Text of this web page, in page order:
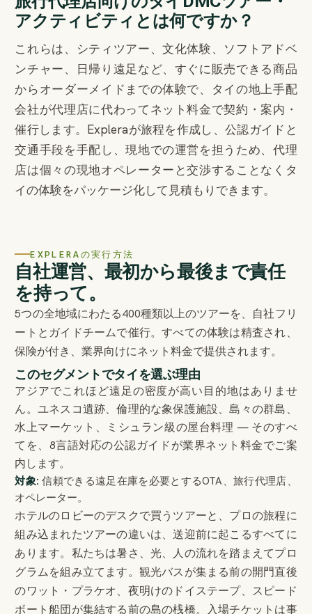
アクティビティとは何ですか？
これらは、シティツアー、文化体験、ソフトアドベ
ンチャー、日帰り遠足など、すぐに販売できる商品
からオーダーメイドまでの体験で、タイの地上手配
会社が代理店に代わってネット料金で契約・案内・
催行します。Expleraが旅程を作成し、公認ガイドと
交通手段を手配し、現地での運営を担うため、代理
店は個々の現地オペレーターと交渉することなくタ
イの体験をパッケージ化して見積もりできます。
EXPLERAの実行方法
自社運営、最初から最後まで責任
を持って。
5つの全地域にわたる400種類以上のツアーを、自社フリ
ートとガイドチームで催行。すべての体験は精査され、
保険が付き、業界向けにネット料金で提供されます。
このセグメントでタイを選ぶ理由
アジアでこれほど遠足の密度が高い目的地はありませ
ん。ユネスコ遺跡、倫理的な象保護施設、島々の群島、
水上マーケット、ミシュラン級の屋台料理 — そのすべ
てを、8言語対応の公認ガイドが業界ネット料金でご案
内します。
対象: 信頼できる遠足在庫を必要とするOTA、旅行代理店、
オペレーター。
ホテルのロビーのデスクで買うツアーと、プロの旅程に
組み込まれたツアーの違いは、送迎前に起こるすべてに
あります。私たちは暑さ、光、人の流れを踏まえてプロ
グラムを組み立てます。観光バスが集まる前の開門直後
のワット・プラケオ、夜明けのドイステープ、スピード
ボート船団が集結する前の島の桟橋。入場チケットは事